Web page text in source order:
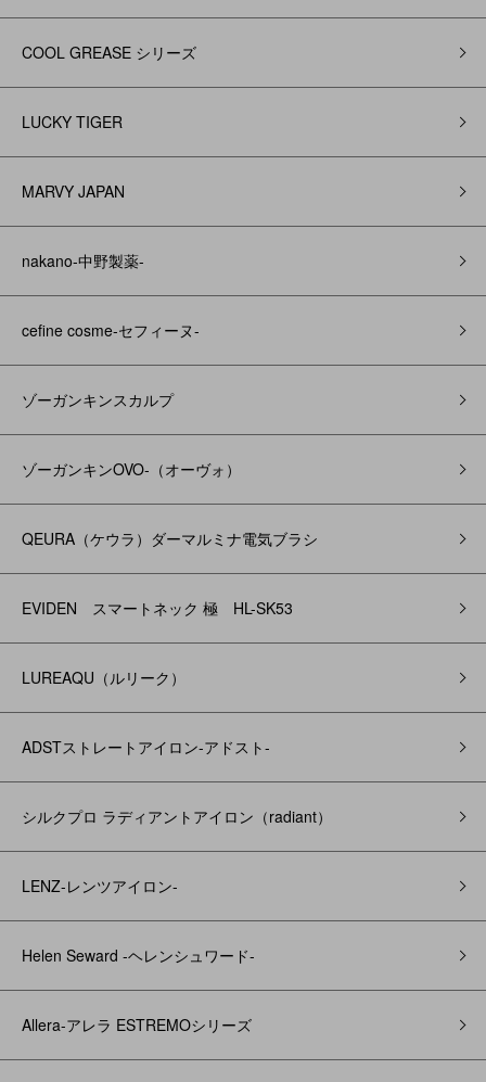
COOL GREASE シリーズ
LUCKY TIGER
MARVY JAPAN
nakano-中野製薬-
cefine cosme-セフィーヌ-
ゾーガンキンスカルプ
ゾーガンキンOVO‐（オーヴォ）
QEURA（ケウラ）ダーマルミナ電気ブラシ
EVIDEN スマートネック 極 HL-SK53
LUREAQU（ルリーク）
ADSTストレートアイロン-アドスト-
シルクプロ ラディアントアイロン（radiant）
LENZ-レンツアイロン-
Helen Seward -ヘレンシュワード-
Allera-アレラ ESTREMOシリーズ